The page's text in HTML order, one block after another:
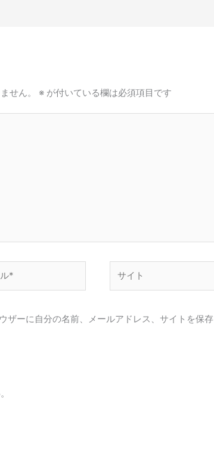
せん。 ※ が付いている欄は必須項目です
ザーに自分の名前、メールアドレス、サイトを保存